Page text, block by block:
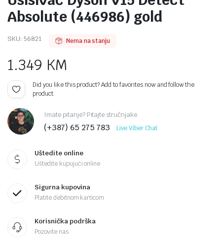
Absolute (446986) gold
SKU: 56821 Nema na stanju
1.349 KM
Did you like this product? Add to favorites now and follow the
product.
Imate pitanje? Pitajte stručnjake
(+387) 65 275 783 Live Viber Chat
Uštedite online
Uštedite kupujući online
Sigurna kupovina
Platite debitnom karticom
Korisnička podrška
Pozovite nas